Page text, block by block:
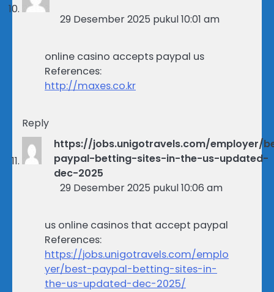
29 Desember 2025 pukul 10:01 am
online casino accepts paypal us
References:
http://maxes.co.kr
Reply
https://jobs.unigotravels.com/employer/
paypal-betting-sites-in-the-us-updated-
dec-2025
29 Desember 2025 pukul 10:06 am
us online casinos that accept paypal
References:
https://jobs.unigotravels.com/emplo
yer/best-paypal-betting-sites-in-
the-us-updated-dec-2025/